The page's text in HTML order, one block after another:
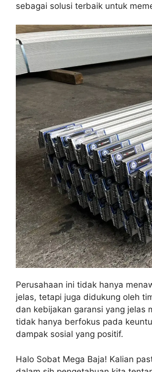
sebagai solusi terbaik untuk
Perusahaan ini tidak hanya
jelas, tetapi juga didukung oleh
dan kebijakan garansi yang jelas
tidak hanya berfokus pada
dampak sosial yang positif.
Halo Sobat Mega Baja! Kalian